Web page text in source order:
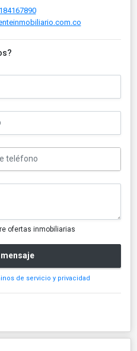
ofertas inmobiliarias
mensaje
de servicio y privacidad